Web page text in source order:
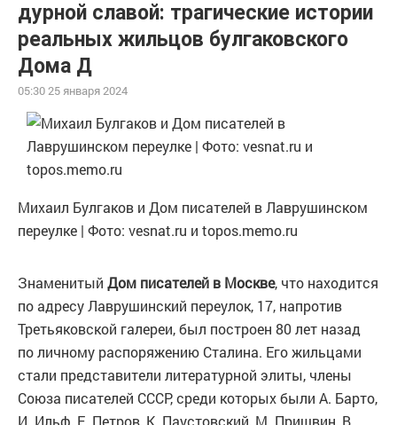
дурной славой: трагические истории
реальных жильцов булгаковского
Дома Д
05:30 25 января 2024
Михаил Булгаков и Дом писателей в Лаврушинском
переулке | Фото: vesnat.ru и topos.memo.ru
Знаменитый Дом писателей в Москве, что находится
по адресу Лаврушинский переулок, 17, напротив
Третьяковской галереи, был построен 80 лет назад
по личному распоряжению Сталина. Его жильцами
стали представители литературной элиты, члены
Союза писателей СССР, среди которых были А. Барто,
И. Ильф, Е. Петров, К. Паустовский, М. Пришвин, В.